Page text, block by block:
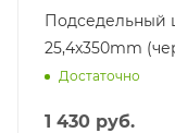
Подседельный
25,4x350mm
Достаточно
1 430 руб.